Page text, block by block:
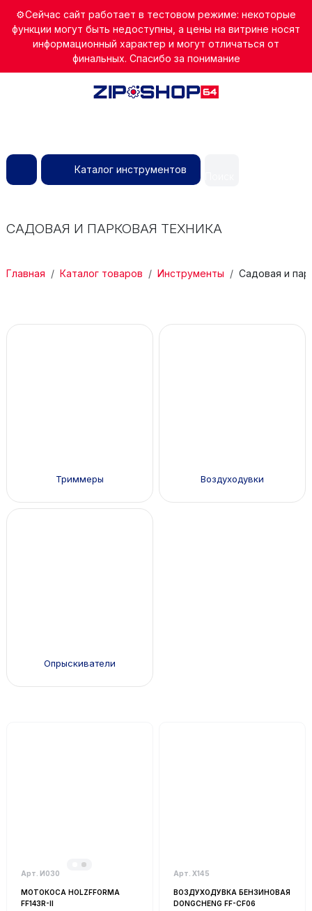
⚙️Сейчас сайт работает в тестовом режиме: некоторые
функции могут быть недоступны, а цены на витрине носят
информационный характер и могут отличаться от
финальных. Спасибо за понимание
Каталог инструментов
САДОВАЯ И ПАРКОВАЯ ТЕХНИКА
Главная Каталог товаров Инструменты Садовая и
Триммеры Воздуходувки
Опрыскиватели
Арт. И030
МОТОКОСА HOLZFFORMA
FF143R-II
Арт. Х145
ВОЗДУХОДУВКА БЕНЗИНОВАЯ
DONGCHENG FF-CF06